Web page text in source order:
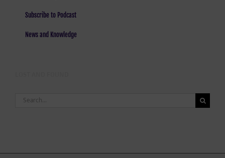
Subscribe to Podcast
News and Knowledge
Search